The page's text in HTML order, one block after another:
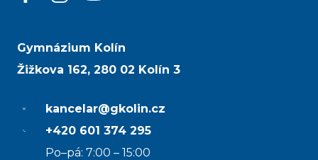
Gymnázium Kolín
Žižkova 162, 280 02 Kolín 3
kancelar@gkolin.cz
+420 601 374 295
Po–pá: 7:00 – 15:00